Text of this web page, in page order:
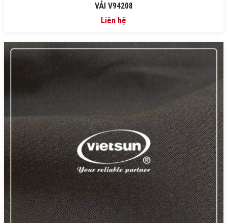
VẢI V94208
Liên hệ